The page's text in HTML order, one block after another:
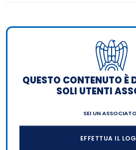
QUESTO CONTENUTO È
SOLI UTENTI
SEI UN
EFFETTUA IL